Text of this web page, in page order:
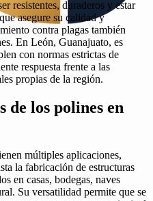
resistentes, duraderos y estar
asegure su calidad y
contra plagas también
En León, Guanajuato, es
con normas estrictas de
respuesta frente a las
propias de la región.
de los polines en
múltiples aplicaciones,
la fabricación de estructuras
en casas, bodegas, naves
Su versatilidad permite que se